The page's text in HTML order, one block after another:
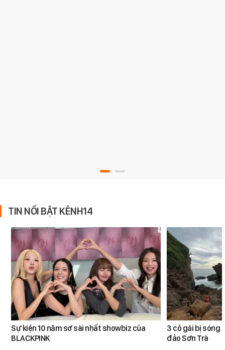
TIN NỔI BẬT KÊNH14
Sự kiện 10 năm sơ sài nhất showbiz của
BLACKPINK
3 cô gái bị sóng
đảo Sơn Trà